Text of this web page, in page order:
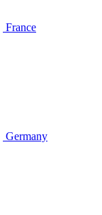
France
Germany